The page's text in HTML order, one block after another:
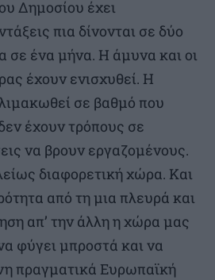
Δημοσίου έχει
πια δίνονται σε δύο
σε ένα μήνα. Η άμυνα και οι
έχουν ενισχυθεί. Η
σε βαθμό που
έχουν τρόπους σε
να βρουν εργαζομένους.
διαφορετική χώρα. Και
από τη μια πλευρά και
απ’ την άλλη η χώρα μας
φύγει μπροστά και να
πραγματικά Ευρωπαϊκή